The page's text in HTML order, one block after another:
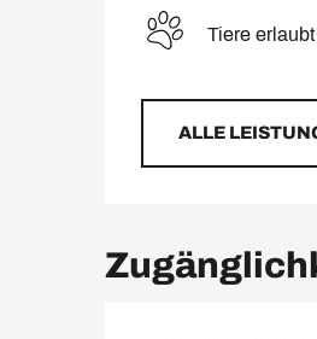
Tiere erlaubt
ALLE